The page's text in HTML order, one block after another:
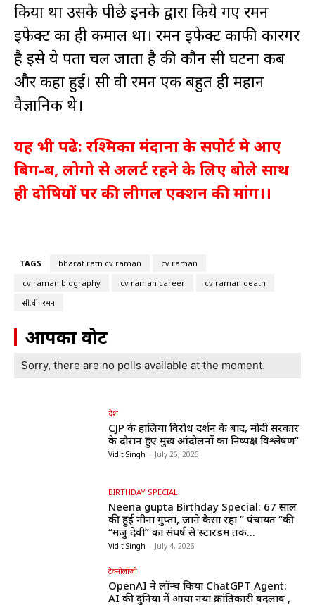
किया था उसके पीछे इनके द्वारा किये गए रमन
इफेक्ट का ही कमाल था। रमन इफेक्ट काफी कारगर
है इसे ये पता चल जाता है की कौन सी घटना कब
और कहा हुई। सी वी रमन एक बहुत ही महान
वैज्ञानिक थे।
यह भी पढे: रश्मिका मंदाना के सपोर्ट मे आए
बिग-ब, लोगो से अलर्ट रहने के लिए बोले साथ
ही दोषियों पर की लीगल एक्शन की मांग।।
TAGS bharat ratn cv raman
cv raman
cv raman biography
cv raman career
cv raman death
सी.वी. रमन
आपका वोट
Sorry, there are no polls available at the moment.
देश
CJP के हालिया विरोध प्रदर्शन के बाद, मोदी सरकार
के दौरान हुए प्रमुख आंदोलनों का निष्पक्ष विश्लेषण”
Vidit Singh - July 26, 2026
BIRTHDAY SPECIAL
Neena gupta Birthday Special: 67 साल
की हुईं नीना गुप्ता, जाने कैसा रहा ” पंचायत “की
“मंजु देवी” का संघर्ष से स्टारडम तक...
Vidit Singh - July 4, 2026
टेक्नोलॉजी
OpenAI ने लॉन्च किया ChatGPT Agent:
AI की दुनिया में आया नया क्रांतिकारी बदलाव ,